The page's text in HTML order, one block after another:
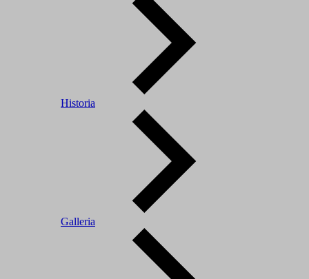
Historia
Galleria